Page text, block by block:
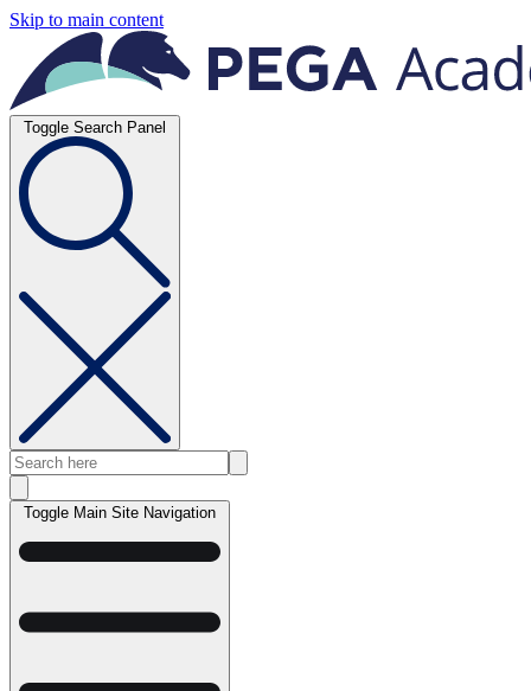
Skip to main content
Toggle Search Panel
Toggle Main Site Navigation